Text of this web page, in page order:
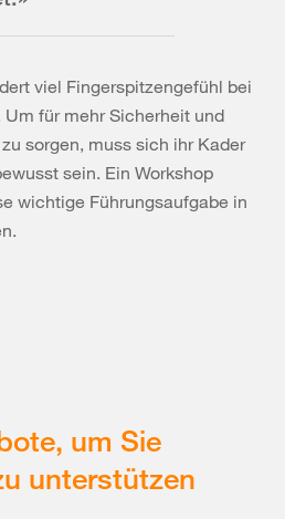
viel Fingerspitzengefühl bei
für mehr Sicherheit und
sorgen, muss sich ihr Kader
sein. Ein Workshop
wichtige Führungsaufgabe in
um Sie
unterstützen